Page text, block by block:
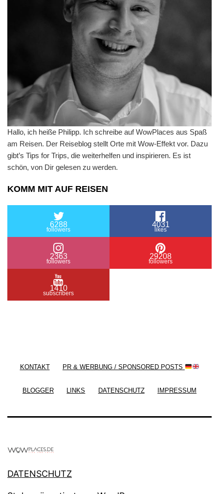
Hallo, ich heiße Philipp. Ich schreibe auf WowPlaces aus Spaß
am Reisen. Der Reiseblog stellt Orte mit Wow-Effekt vor. Dazu
gibt’s Tips for Trips, die weiterhelfen und inspirieren. Es ist
schön, von Dir gelesen zu werden.
KOMM MIT AUF REISEN
6288
followers
4031
likes
2363
followers
29208
followers
1410
subscribers
KONTAKT PR & WERBUNG / SPONSORED POSTS
BLOGGER LINKS DATENSCHUTZ IMPRESSUM
DATENSCHUTZ